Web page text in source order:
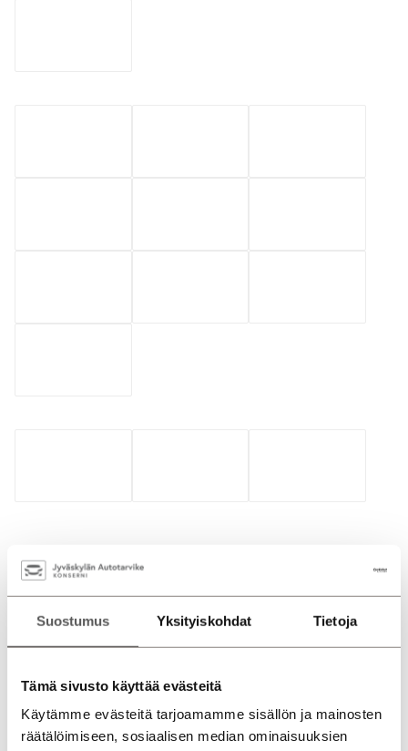
Suostumus Yksityiskohdat Tietoja
Tämä sivusto käyttää evästeitä
Käytämme evästeitä tarjoamamme sisällön ja mainosten
räätälöimiseen, sosiaalisen median ominaisuuksien
Tarvitsetko neuvoa
Ota yhteyttä!
Teemme aina sen, mitä lupaamme ja meiltä löytyy aina